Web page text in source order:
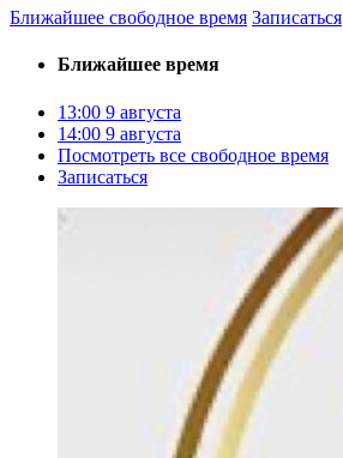
Ближайшее свободное время Записаться
Ближайшее время
13:00 9 августа
14:00 9 августа
Посмотреть все свободное время
Записаться